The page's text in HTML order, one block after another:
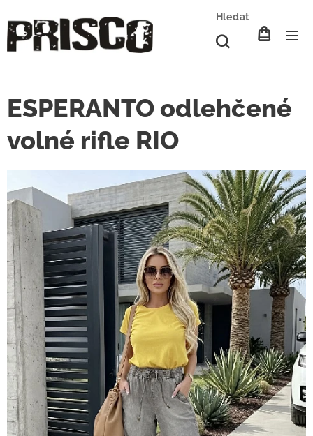
Hledat
ESPERANTO odlehčené
volné rifle RIO